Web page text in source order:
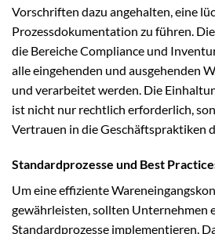
Vorschriften dazu angehalten, eine
Prozessdokumentation zu führen.
die Bereiche Compliance und
alle eingehenden und ausgehenden
und verarbeitet werden. Die
ist nicht nur rechtlich erforderlich,
Vertrauen in die Geschäftspraktiken
Standardprozesse und Best
Um eine effiziente
gewährleisten, sollten Unternehmen
Standardprozesse implementieren.